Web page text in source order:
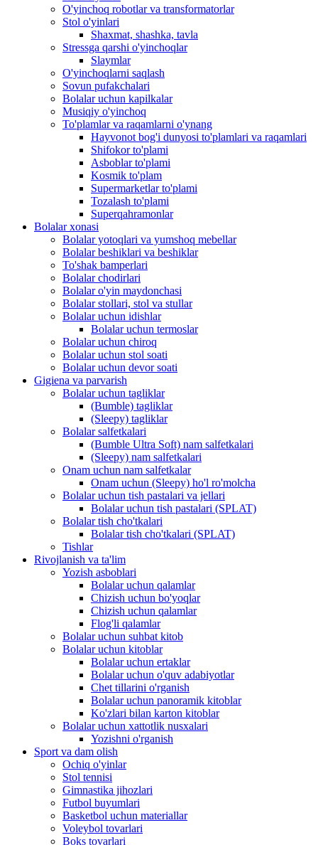
O'yinchoq robotlar va transformatorlar
Stol o'yinlari
Shaxmat, shashka, tavla
Stressga qarshi o'yinchoqlar
Slaymlar
O'yinchoqlarni saqlash
Sovun pufakchalari
Bolalar uchun kapilkalar
Musiqiy o'yinchoq
To'plamlar va raqamlarni o'ynang
Hayvonot bog'i dunyosi to'plamlari va raqamlari
Shifokor to'plami
Asboblar to'plami
Kosmik to'plam
Supermarketlar to'plami
Tozalash to'plami
Superqahramonlar
Bolalar xonasi
Bolalar yotoqlari va yumshoq mebellar
Bolalar beshiklari va beshiklar
To'shak bamperlari
Bolalar chodirlari
Bolalar o'yin maydonchasi
Bolalar stollari, stol va stullar
Bolalar uchun idishlar
Bolalar uchun termoslar
Bolalar uchun chiroq
Bolalar uchun stol soati
Bolalar uchun devor soati
Gigiena va parvarish
Bolalar uchun tagliklar
(Bumble) tagliklar
(Sleepy) tagliklar
Bolalar salfetkalari
(Bumble Ultra Soft) nam salfetkalari
(Sleepy) nam salfetkalari
Onam uchun nam salfetkalar
Onam uchun (Sleepy) ho'l ro'molcha
Bolalar uchun tish pastalari va jellari
Bolalar uchun tish pastalari (SPLAT)
Bolalar tish cho'tkalari
Bolalar tish cho'tkalari (SPLAT)
Tishlar
Rivojlanish va ta'lim
Yozish asboblari
Bolalar uchun qalamlar
Chizish uchun bo'yoqlar
Chizish uchun qalamlar
Flog'li qalamlar
Bolalar uchun suhbat kitob
Bolalar uchun kitoblar
Bolalar uchun ertaklar
Bolalar uchun o'quv adabiyotlar
Chet tillarini o'rganish
Bolalar uchun panoramik kitoblar
Ko'zlari bilan karton kitoblar
Bolalar uchun xattotlik nusxalari
Yozishni o'rganish
Sport va dam olish
Ochiq o'yinlar
Stol tennisi
Gimnastika jihozlari
Futbol buyumlari
Basketbol uchun materiallar
Voleybol tovarlari
Boks tovarlari